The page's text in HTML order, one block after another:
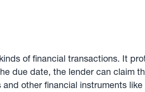
of financial transactions. It
due date, the lender can claim
other financial instruments